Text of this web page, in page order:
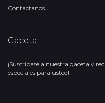
Contactanos
Gaceta
¡Suscríbase a nuestra gaceta y
especiales para usted!